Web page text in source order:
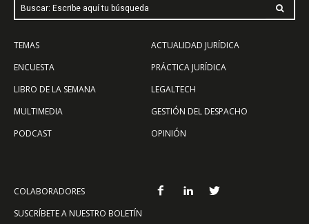
Buscar: Escribe aquí tu búsqueda
TEMAS
ENCUESTA
LIBRO DE LA SEMANA
MULTIMEDIA
PODCAST
ACTUALIDAD JURÍDICA
PRÁCTICA JURÍDICA
LEGALTECH
GESTIÓN DEL DESPACHO
OPINIÓN
COLABORADORES
SUSCRÍBETE A NUESTRO BOLETÍN